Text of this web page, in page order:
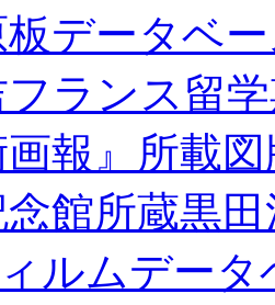
データベ
ランス留
画報』所載
館所蔵黒
ルムデータ